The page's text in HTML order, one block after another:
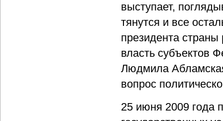
выступает,
тянутся и все
президента страны
власть субъектов
Людмила
вопрос
25 июня 2009 года